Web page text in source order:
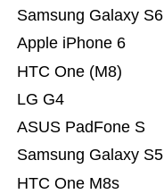
HTC One M8s
Samsung Galaxy S5
ASUS PadFone S
LG G4
HTC One (M8)
Apple iPhone 6
Samsung Galaxy S6